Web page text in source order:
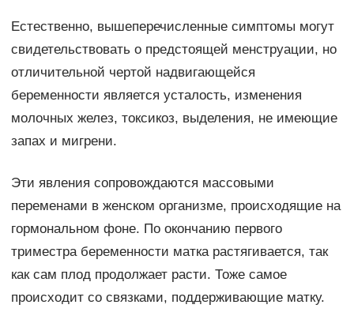
Естественно, вышеперечисленные симптомы могут
свидетельствовать о предстоящей менструации, но
отличительной чертой надвигающейся
беременности является усталость, изменения
молочных желез, токсикоз, выделения, не имеющие
запах и мигрени.
Эти явления сопровождаются массовыми
переменами в женском организме, происходящие на
гормональном фоне. По окончанию первого
триместра беременности матка растягивается, так
как сам плод продолжает расти. Тоже самое
происходит со связками, поддерживающие матку.